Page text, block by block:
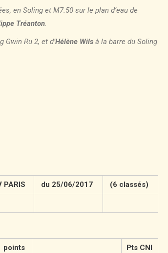
en Soling et M7.50 sur le plan d’eau de
Tréanton.
Gwin Ru 2, et d’Hélène Wils à la barre du Soling
PARIS du 25/06/2017 (6 classés)
points Pts CNI